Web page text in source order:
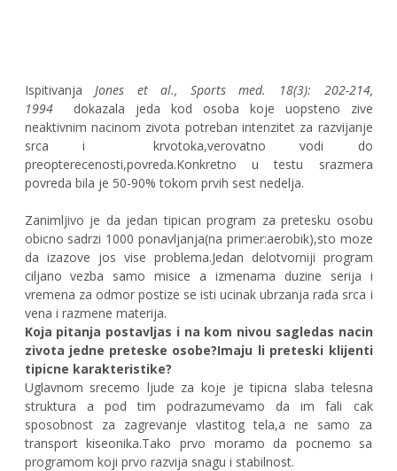
Ispitivanja
Jones et al., Sports med. 18(3): 202-214,
1994
dokazala jeda kod osoba koje uopsteno zive
neaktivnim nacinom zivota potreban intenzitet za razvijanje
srca i
krvotoka,verovatno vodi do
preopterecenosti,povreda.Konkretno u testu srazmera
povreda bila je 50-90% tokom prvih sest nedelja.
Zanimljivo je da jedan tipican program za pretesku osobu
obicno sadrzi 1000 ponavljanja(na primer:aerobik),sto moze
da izazove jos vise problema.Jedan delotvorniji program
ciljano vezba samo misice a izmenama duzine serija i
vremena za odmor postize se isti ucinak ubrzanja rada srca i
vena i razmene materija.
Koja pitanja postavljas i na kom nivou sagledas nacin
zivota jedne preteske osobe?Imaju li preteski klijenti
tipicne karakteristike?
Uglavnom srecemo ljude za koje je tipicna slaba telesna
struktura a pod tim podrazumevamo da im fali cak
sposobnost za zagrevanje vlastitog tela,a ne samo za
transport kiseonika.Tako prvo moramo da pocnemo sa
programom koji prvo razvija snagu i stabilnost.